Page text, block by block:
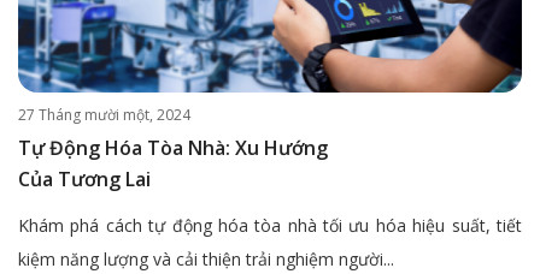
27 Tháng mười một, 2024
Tự Động Hóa Tòa Nhà: Xu Hướng
Của Tương Lai
Khám phá cách tự động hóa tòa nhà tối ưu hóa hiệu suất, tiết
kiệm năng lượng và cải thiện trải nghiệm người...